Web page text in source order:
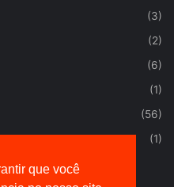
que você
(3)
(2)
(6)
(1)
(56)
(1)